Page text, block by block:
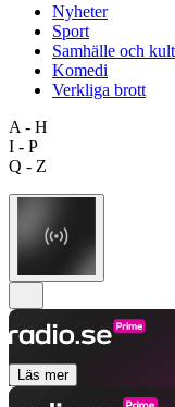
Nyheter
Sport
Samhälle och
Komedi
Verkliga brott
A - H
I - P
Q - Z
Läs mer